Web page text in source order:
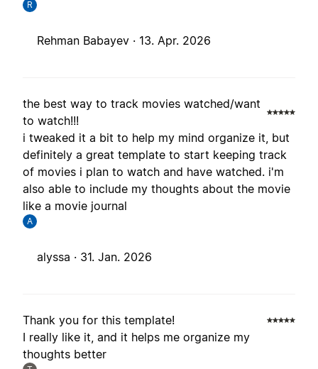
R
Rehman Babayev · 13. Apr. 2026
the best way to track movies watched/want
to watch!!!
i tweaked it a bit to help my mind organize it, but
definitely a great template to start keeping track
of movies i plan to watch and have watched. i'm
also able to include my thoughts about the movie
like a movie journal
A
alyssa · 31. Jan. 2026
Thank you for this template!
I really like it, and it helps me organize my
thoughts better